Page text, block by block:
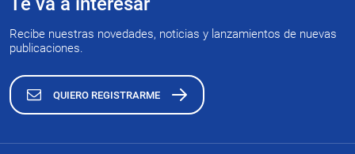
Recibe nuestras novedades, noticias y lanzamientos de nuevas
publicaciones.
QUIERO REGISTRARME